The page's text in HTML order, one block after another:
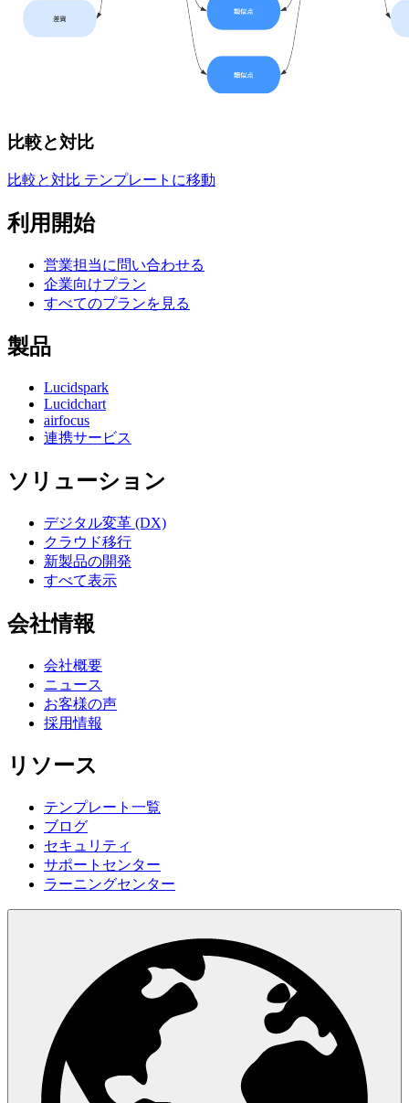
比較と対比
比較と対比 テンプレートに移動
利用開始
営業担当に問い合わせる
企業向けプラン
すべてのプランを見る
製品
Lucidspark
Lucidchart
airfocus
連携サービス
ソリューション
デジタル変革 (DX)
クラウド移行
新製品の開発
すべて表示
会社情報
会社概要
ニュース
お客様の声
採用情報
リソース
テンプレート一覧
ブログ
セキュリティ
サポートセンター
ラーニングセンター